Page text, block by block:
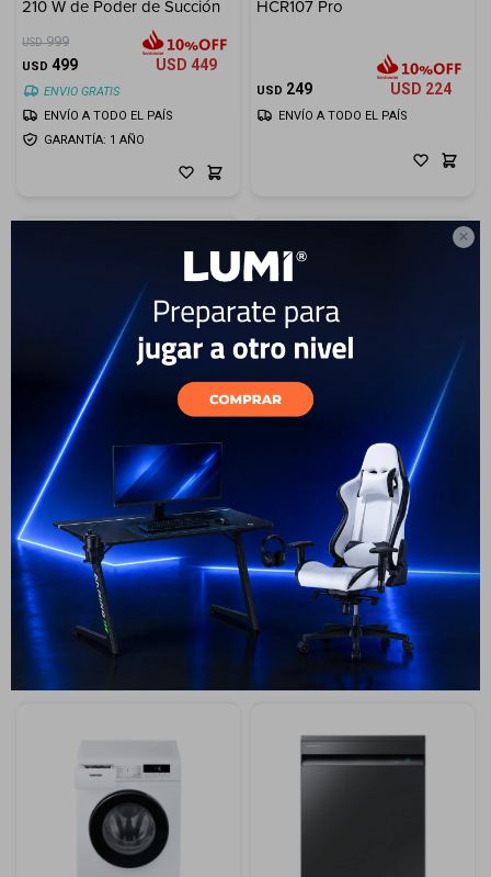

210 W de Poder de Succión
USD 999
USD 499 USD 449
ENVIO GRATIS
GARANTÍA: 1 AÑO
ENVÍO A TODO EL PAÍS
HCR107 Pro
USD 249 USD 224
ENVÍO A TODO EL PAÍS
Lavarropas Samsung 9Kg
Carga superior con
tecnología Digital Inverter
USD 459 USD
ENVIO GRATIS
GARANTÍA: 1 AÑO
ENVÍO A TODO EL PAÍS
Lavarropas Samsung WA13
Carga Superior 13 kg
USD
USD 499 USD
ENVIO GRATIS
GARANTÍA: 1 AÑO
ENVÍO A TODO EL PAÍS